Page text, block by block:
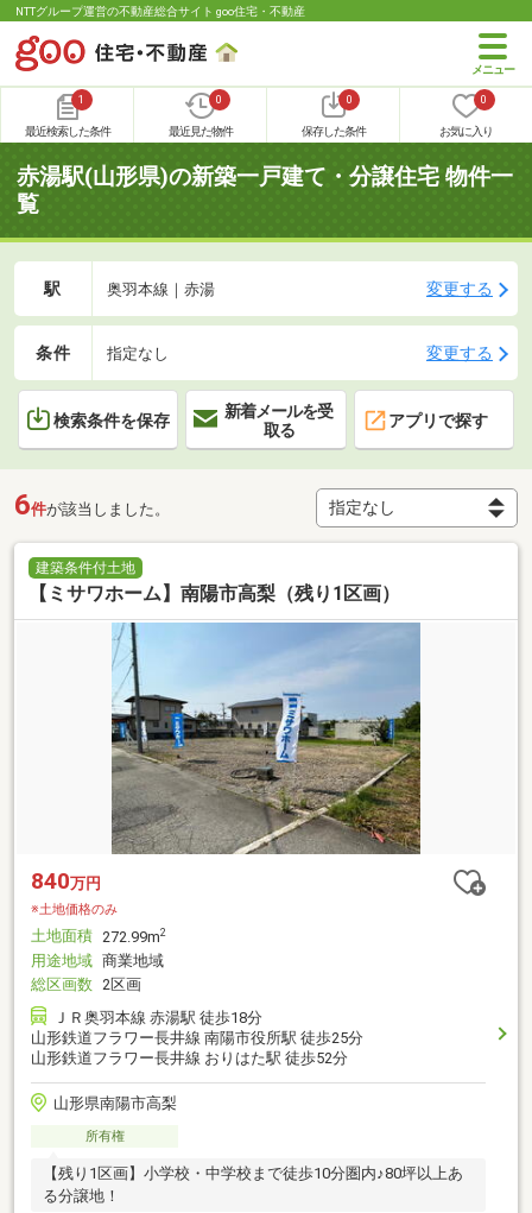
NTTグループ運営の不動産総合サイト goo住宅・不動産
1
最近検索した条件
0
最近見た物件
0
保存した条件
0
お気に入り
赤湯駅(山形県)の新築一戸建て・分譲住宅 物件一
覧
駅 奥羽本線｜赤湯 変更する
条件 指定なし 変更する
検索条件を保存
新着メールを受
取る
アプリで探す
6件が該当しました。
建築条件付土地
【ミサワホーム】南陽市高梨（残り1区画）
840万円
※土地価格のみ
土地面積 272.99m2
用途地域 商業地域
総区画数 2区画
ＪＲ奥羽本線 赤湯駅 徒歩18分
山形鉄道フラワー長井線 南陽市役所駅 徒歩25分
山形鉄道フラワー長井線 おりはた駅 徒歩52分
山形県南陽市高梨
所有権
【残り1区画】小学校・中学校まで徒歩10分圏内♪80坪以上あ
る分譲地！